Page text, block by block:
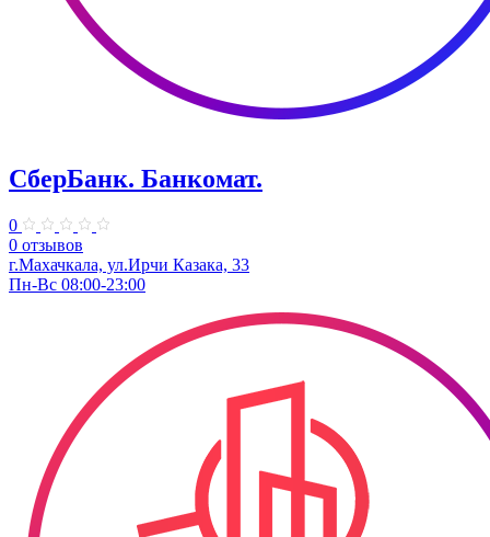
СберБанк. Банкомат.
0
0 отзывов
г.Махачкала, ул.Ирчи Казака, 33
Пн-Вс 08:00-23:00